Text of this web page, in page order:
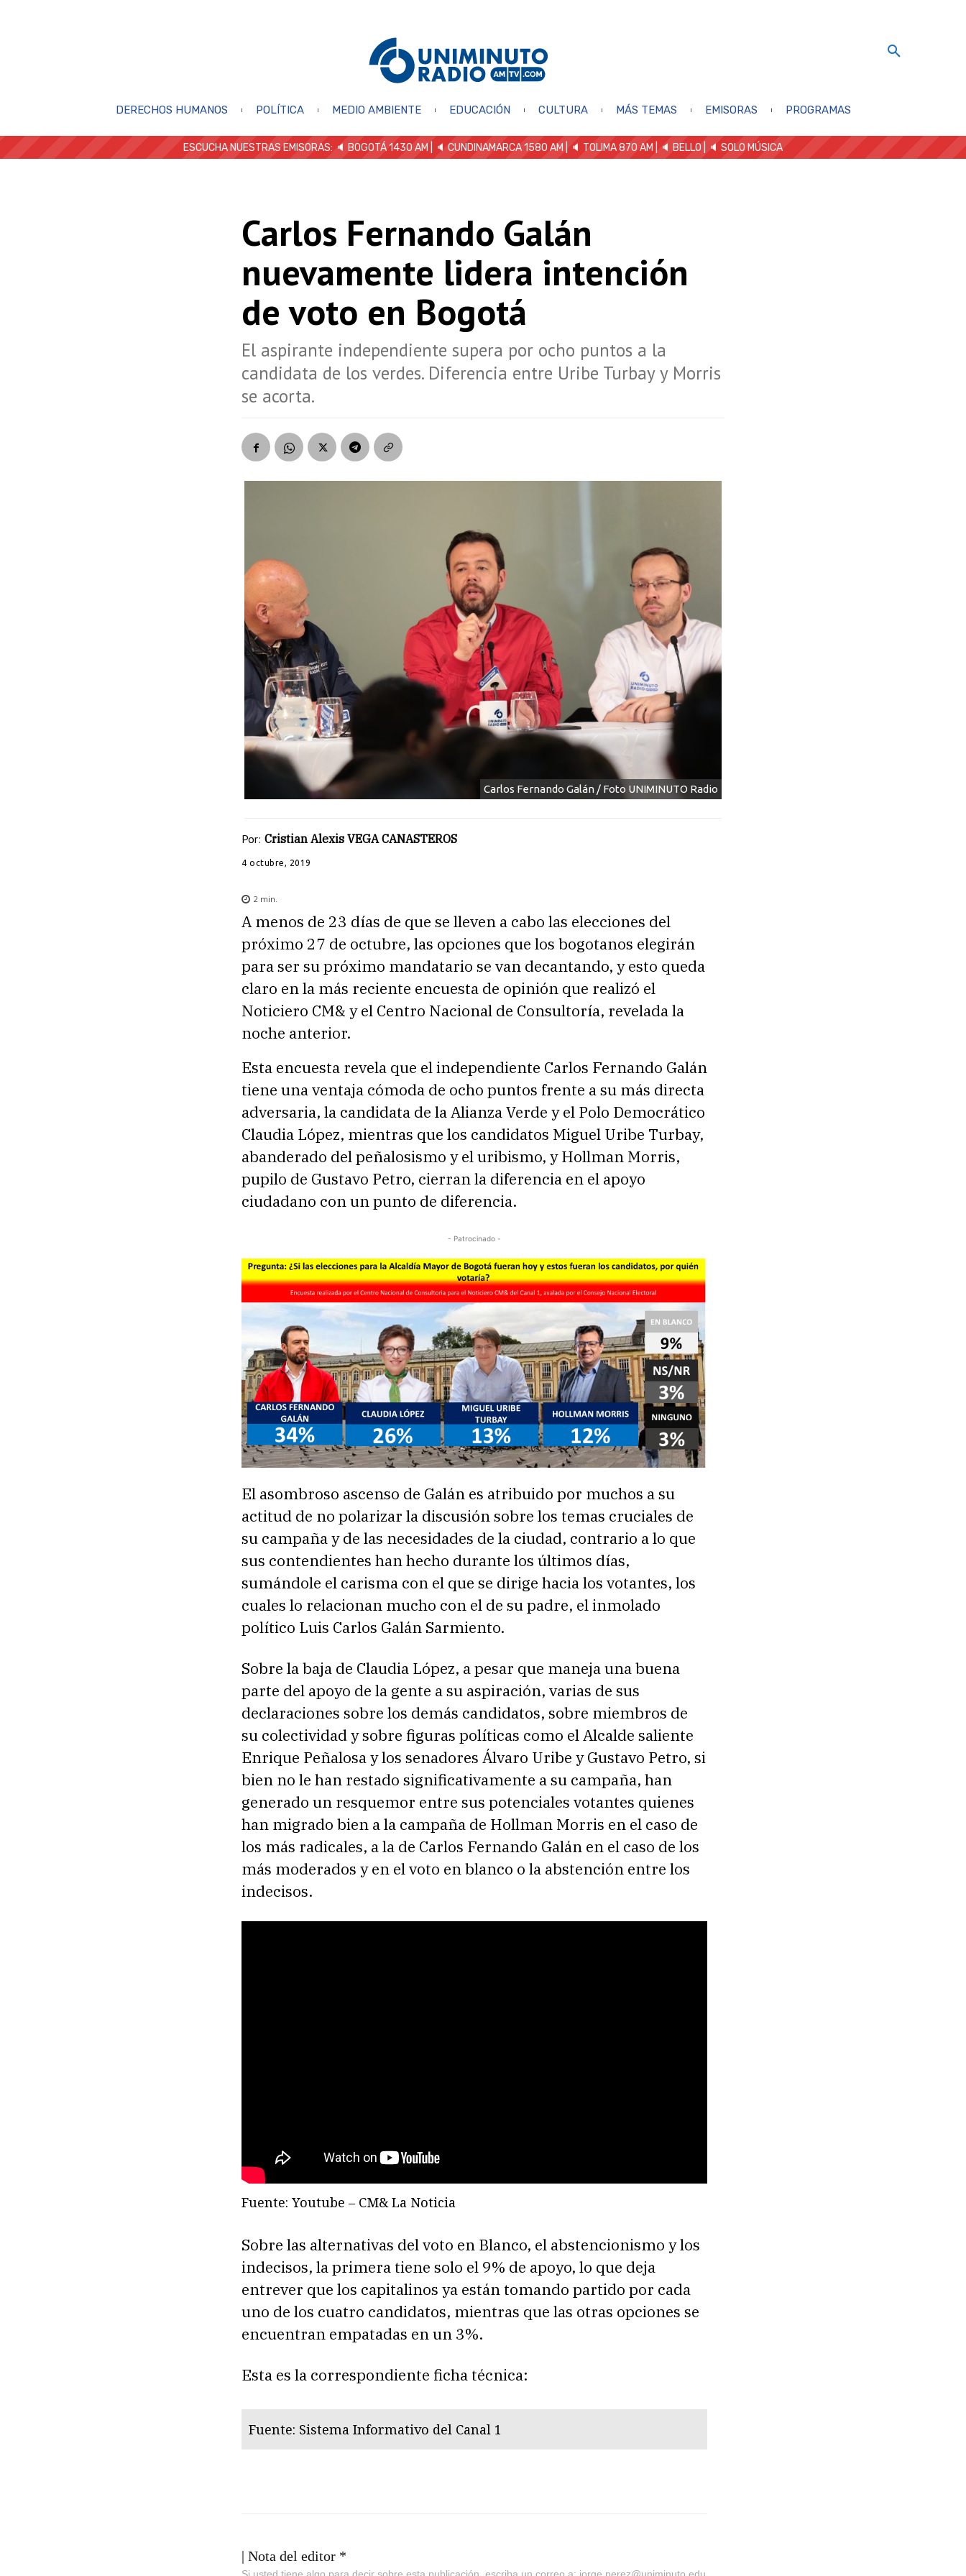
DERECHOS HUMANOS POLÍTICA MEDIO AMBIENTE EDUCACIÓN CULTURA MÁS TEMAS EMISORAS PROGRAMAS
ESCUCHA NUESTRAS EMISORAS: 🔈 BOGOTÁ 1430 AM | 🔈 CUNDINAMARCA 1580 AM | 🔈 TOLIMA 870 AM | 🔈 BELLO 🔈 SOLO MÚSICA
Carlos Fernando Galán
nuevamente lidera intención
de voto en Bogotá
El aspirante independiente supera por ocho puntos a la
candidata de los verdes. Diferencia entre Uribe Turbay y Morris
se acorta.
Carlos Fernando Galán / Foto UNIMINUTO Radio
Por: Cristian Alexis VEGA CANASTEROS
4 octubre, 2019
2 min.
A menos de 23 días de que se lleven a cabo las elecciones del
próximo 27 de octubre, las opciones que los bogotanos elegirán
para ser su próximo mandatario se van decantando, y esto queda
claro en la más reciente encuesta de opinión que realizó el
Noticiero CM& y el Centro Nacional de Consultoría, revelada la
noche anterior.
Esta encuesta revela que el independiente Carlos Fernando Galán
tiene una ventaja cómoda de ocho puntos frente a su más directa
adversaria, la candidata de la Alianza Verde y el Polo Democrático
Claudia López, mientras que los candidatos Miguel Uribe Turbay,
abanderado del peñalosismo y el uribismo, y Hollman Morris,
pupilo de Gustavo Petro, cierran la diferencia en el apoyo
ciudadano con un punto de diferencia.
- Patrocinado -
El asombroso ascenso de Galán es atribuido por muchos a su
actitud de no polarizar la discusión sobre los temas cruciales de
su campaña y de las necesidades de la ciudad, contrario a lo que
sus contendientes han hecho durante los últimos días,
sumándole el carisma con el que se dirige hacia los votantes, los
cuales lo relacionan mucho con el de su padre, el inmolado
político Luis Carlos Galán Sarmiento.
Sobre la baja de Claudia López, a pesar que maneja una buena
parte del apoyo de la gente a su aspiración, varias de sus
declaraciones sobre los demás candidatos, sobre miembros de
su colectividad y sobre figuras políticas como el Alcalde saliente
Enrique Peñalosa y los senadores Álvaro Uribe y Gustavo Petro, si
bien no le han restado significativamente a su campaña, han
generado un resquemor entre sus potenciales votantes quienes
han migrado bien a la campaña de Hollman Morris en el caso de
los más radicales, a la de Carlos Fernando Galán en el caso de los
más moderados y en el voto en blanco o la abstención entre los
indecisos.
Fuente: Youtube – CM& La Noticia
Sobre las alternativas del voto en Blanco, el abstencionismo y los
indecisos, la primera tiene solo el 9% de apoyo, lo que deja
entrever que los capitalinos ya están tomando partido por cada
uno de los cuatro candidatos, mientras que las otras opciones se
encuentran empatadas en un 3%.
Esta es la correspondiente ficha técnica:
Fuente: Sistema Informativo del Canal 1
| Nota del editor *
Si usted tiene algo para decir sobre esta publicación, escriba un correo a: jorge.perez@uniminuto.edu